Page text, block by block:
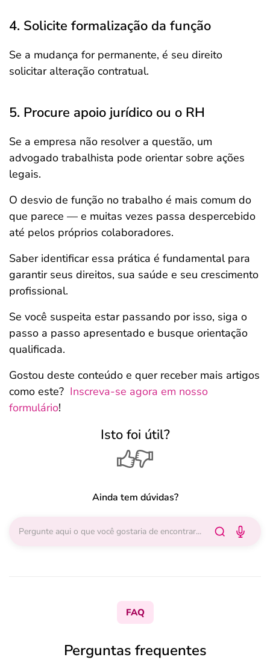
4. Solicite formalização da função
Se a mudança for permanente, é seu direito
solicitar alteração contratual.
5. Procure apoio jurídico ou o RH
Se a empresa não resolver a questão, um
advogado trabalhista pode orientar sobre ações
legais.
O desvio de função no trabalho é mais comum do
que parece — e muitas vezes passa despercebido
até pelos próprios colaboradores.
Saber identificar essa prática é fundamental para
garantir seus direitos, sua saúde e seu crescimento
profissional.
Se você suspeita estar passando por isso, siga o
passo a passo apresentado e busque orientação
qualificada.
Gostou deste conteúdo e quer receber mais artigos
como este? Inscreva-se agora em nosso
formulário!
Isto foi útil?
Ainda tem dúvidas?
FAQ
Perguntas frequentes